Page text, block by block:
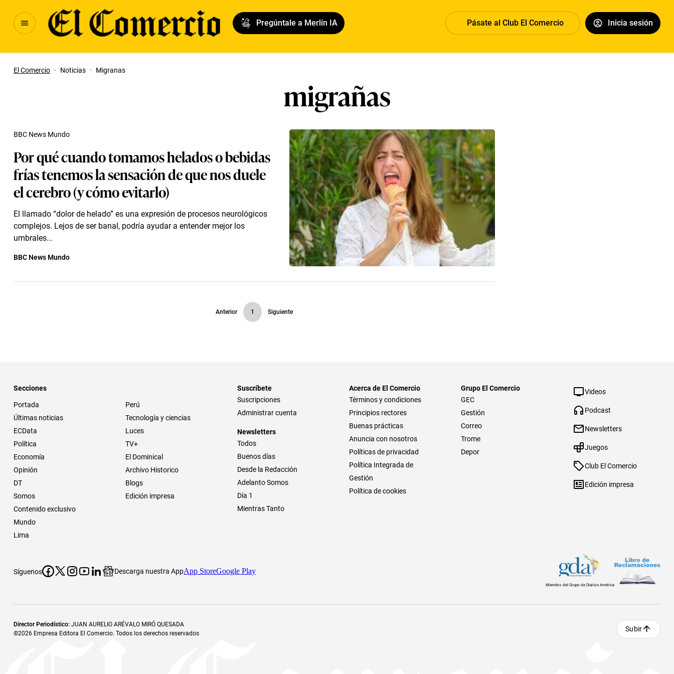
Pregúntale a Merlín IA Pásate al Club El Comercio Inicia sesión
El Comercio · Noticias · Migranas
migrañas
Por qué cuando tomamos helados o bebidas
frías tenemos la sensación de que nos duele
el cerebro (y cómo evitarlo)
El llamado “dolor de helado” es una expresión de procesos neurológicos
complejos. Lejos de ser banal, podría ayudar a entender mejor los
umbrales...
BBC News Mundo
BBC News Mundo
Anterior 1 Siguiente
Secciones
Portada
Últimas noticias
ECData
Política
Economía
Opinión
DT
Somos
Contenido exclusivo
Mundo
Lima
Perú
Tecnología y ciencias
Luces
TV+
El Dominical
Archivo Historico
Blogs
Edición impresa
Suscríbete
Suscripciones
Administrar cuenta
Newsletters
Todos
Buenos días
Desde la Redacción
Adelanto Somos
Día 1
Mientras Tanto
Acerca de El Comercio
Términos y condiciones
Principios rectores
Buenas prácticas
Anuncia con nosotros
Políticas de privacidad
Política Integrada de
Gestión
Política de cookies
Grupo El Comercio
GEC
Gestión
Correo
Trome
Depor
Videos
Podcast
Newsletters
Juegos
Club El Comercio
Edición impresa
Síguenos Descarga nuestra AppApp StoreGoogle Play
Miembro del Grupo de Diarios América
Director Periodístico: JUAN AURELIO ARÉVALO MIRÓ QUESADA
©2026 Empresa Editora El Comercio. Todos los derechos reservados
Subir